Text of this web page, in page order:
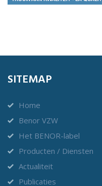
SITEMAP
Home
Benor VZW
Het BENOR-label
Producten / Diensten
Actualiteit
Publicaties